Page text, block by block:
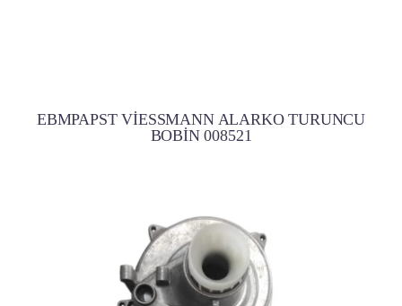
EBMPAPST VİESSMANN ALARKO TURUNCU
BOBİN 008521